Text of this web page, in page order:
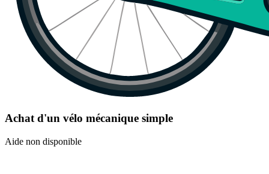
Achat d'un vélo mécanique simple
Aide non disponible